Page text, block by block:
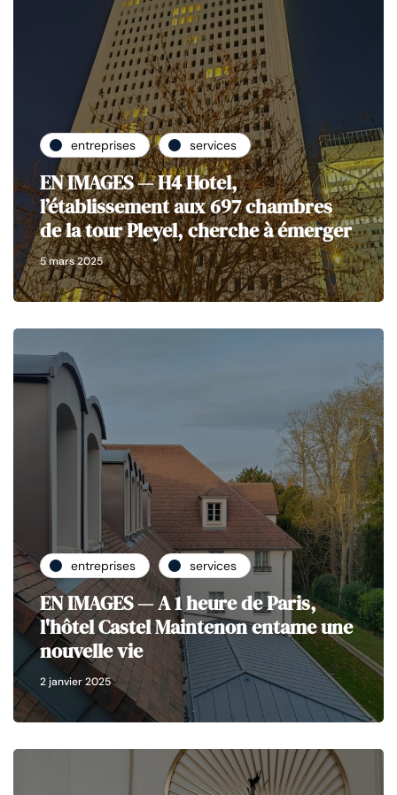
entreprises services
EN IMAGES — H4 Hotel,
l’établissement aux 697 chambres
de la tour Pleyel, cherche à émerger
5 mars 2025
entreprises services
EN IMAGES — A 1 heure de Paris,
l'hôtel Castel Maintenon entame une
nouvelle vie
2 janvier 2025